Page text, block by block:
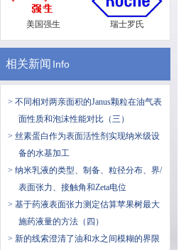
美国强生 瑞士罗氏
相关新闻 Info
> 不同相对两亲面积的Janus颗粒在油气表
面性质和泡沫性能对比（三）
> 丝素蛋白作为表面活性剂实现纳米级设
备的水基加工
> 纳米乳液的类型、制备、粒径分布、界/
表面张力、接触角和Zeta电位
> 基于药液表面张力测定估算苹果树最大
施药液量的方法（四）
> 新的线索澄清了油和水之间模糊的界限